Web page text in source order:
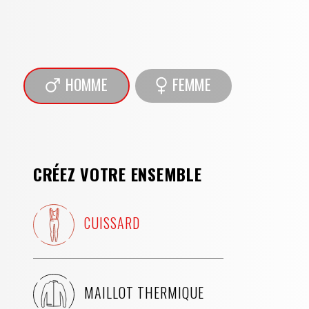
HOMME FEMME
CRÉEZ VOTRE ENSEMBLE
CUISSARD
MAILLOT THERMIQUE